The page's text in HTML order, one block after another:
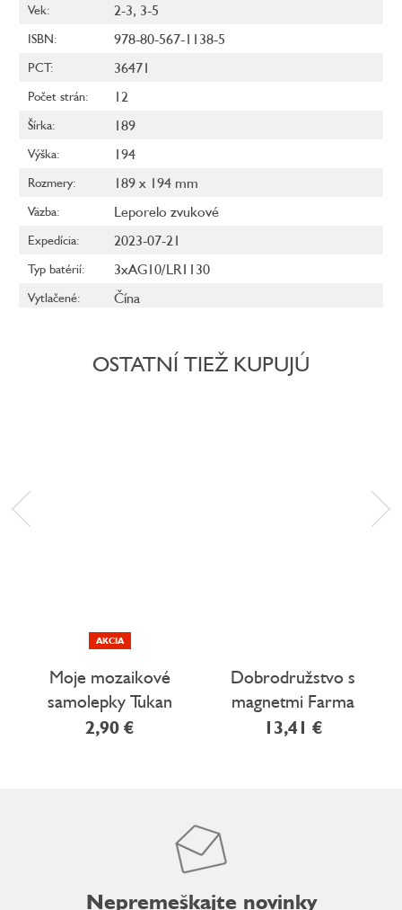
Vek: 2-3, 3-5
ISBN: 978-80-567-1138-5
PCT: 36471
Počet strán: 12
Šírka: 189
Výška: 194
Rozmery: 189 x 194 mm
Väzba: Leporelo zvukové
Expedícia: 2023-07-21
Typ batérií: 3xAG10/LR1130
Vytlačené: Čína
OSTATNÍ TIEŽ KUPUJÚ
AKCIA
Moje mozaikové
samolepky Tukan
2,90 €
Dobrodružstvo s
magnetmi Farma
13,41 €
Nepremeškajte novinky